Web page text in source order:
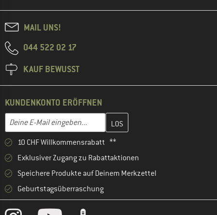
MAIL UNS!
044 522 02 17
KAUF BEWUSST
KUNDENKONTO ERÖFFNEN
E-Mail-Adresse
Gib hier deine E-Mail-Adresse ein und erstelle im nächsten
10 CHF Willkommensrabatt **
Exklusiver Zugang zu Rabattaktionen
Speichere Produkte auf Deinem Merkzettel
Geburtstagsüberraschung